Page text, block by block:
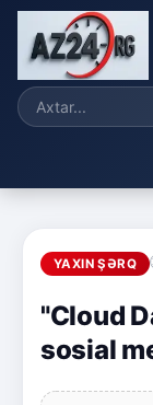
YAXIN ŞƏRQ
"Cloud
sosial